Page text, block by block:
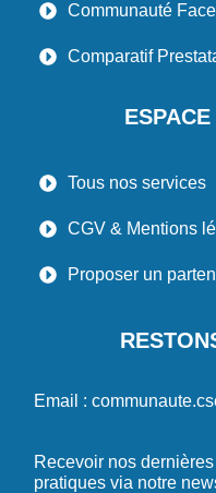
Communauté
Comparatif
Tous nos services
CGV & Mentions
Proposer un
Email :
Recevoir nos
pratiques via notre